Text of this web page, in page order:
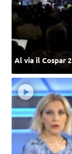
Al via il Cospar